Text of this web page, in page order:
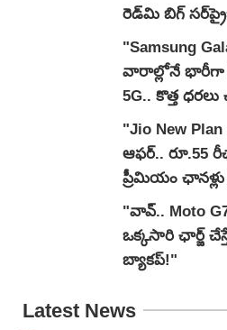
రెడ్‌మి బిగ్
"Samsung
వారాల్లోనే భారీగా పెరిగిన Galaxy M47
5G.. కొత్త
"Jio New
ఆఫర్.. రూ.55
ప్రీమియం ఛానళ్లు
"వావ్‌.. Moto
ఒక్కసారి ఛార్జ్
బ్యాకప్!"
Latest News